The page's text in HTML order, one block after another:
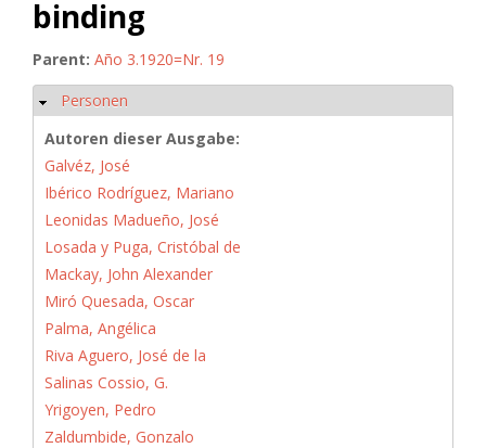
binding
Parent: Año 3.1920=Nr. 19
Hide
Personen
Autoren dieser Ausgabe:
Galvéz, José
Ibérico Rodríguez, Mariano
Leonidas Madueño, José
Losada y Puga, Cristóbal de
Mackay, John Alexander
Miró Quesada, Oscar
Palma, Angélica
Riva Aguero, José de la
Salinas Cossio, G.
Yrigoyen, Pedro
Zaldumbide, Gonzalo